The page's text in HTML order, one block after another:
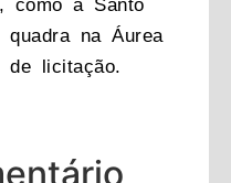
como a Santo
na Áurea
de licitação.